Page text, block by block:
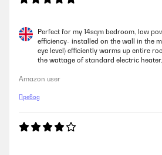
Perfect for my 14sqm bedroom, low
efficiency- installed on the wall in the
eye level) efficiently warms up entire
the wattage of standard electric heater.
Amazon user
Превод